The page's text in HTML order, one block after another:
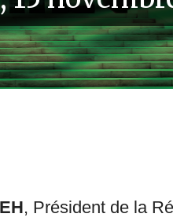
, Président de la